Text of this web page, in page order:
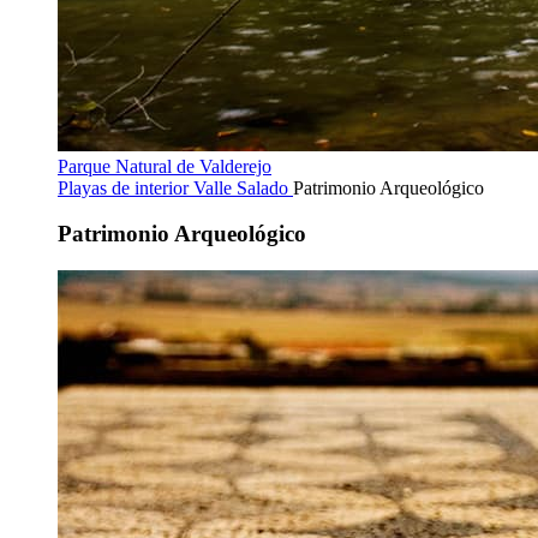
Parque Natural de Valderejo
Playas de interiorValle Salado Patrimonio Arqueológico
Patrimonio Arqueológico